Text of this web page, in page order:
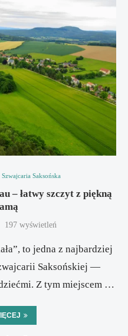
Szwajcaria Saksońska
– łatwy szczyt z piękną
197 wyświetleń
to jedna z najbardziej
Saksońskiej —
Z tym miejscem …